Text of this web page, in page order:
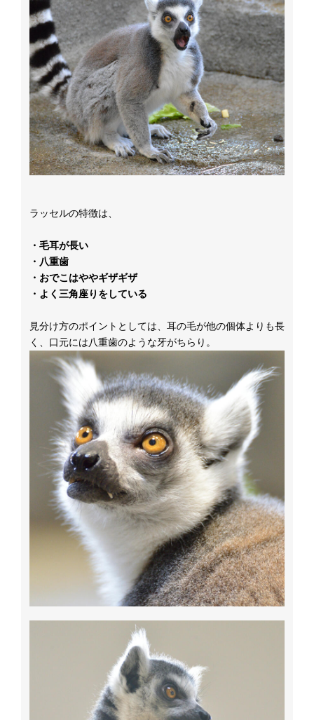
ラッセルの特徴は、
・毛耳が長い
・八重歯
・おでこはややギザギザ
・よく三角座りをしている
見分け方のポイントとしては、耳の毛が他の個体よりも長
く、口元には八重歯のような牙がちらり。